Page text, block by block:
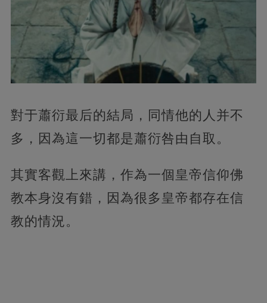
對于蕭衍最后的結局，同情他的人并不
多，因為這一切都是蕭衍咎由自取。
其實客觀上來講，作為一個皇帝信仰佛
教本身沒有錯，因為很多皇帝都存在信
教的情況。